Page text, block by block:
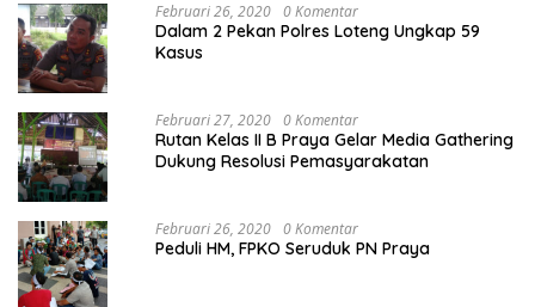
Februari 26, 2020 0 Komentar
Dalam 2 Pekan Polres Loteng Ungkap 59
Kasus
Februari 27, 2020 0 Komentar
Rutan Kelas II B Praya Gelar Media Gathering
Dukung Resolusi Pemasyarakatan
Februari 26, 2020 0 Komentar
Peduli HM, FPKO Seruduk PN Praya